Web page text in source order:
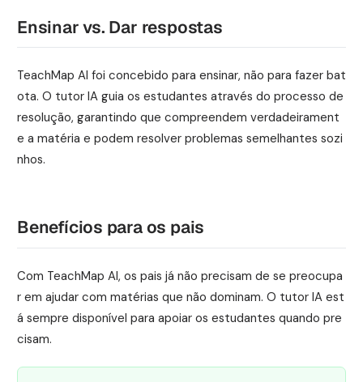
Ensinar vs. Dar respostas
TeachMap AI foi concebido para ensinar, não para fazer bat
ota. O tutor IA guia os estudantes através do processo de
resolução, garantindo que compreendem verdadeirament
e a matéria e podem resolver problemas semelhantes sozi
nhos.
Benefícios para os pais
Com TeachMap AI, os pais já não precisam de se preocupa
r em ajudar com matérias que não dominam. O tutor IA est
á sempre disponível para apoiar os estudantes quando pre
cisam.